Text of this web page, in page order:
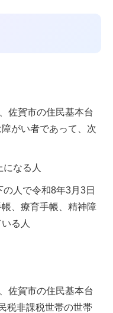
佐賀市の住民基本台
がい者であって、次
なる人
人で令和8年3月3日
、療育手帳、精神障
る人
佐賀市の住民基本台
税非課税世帯の世帯